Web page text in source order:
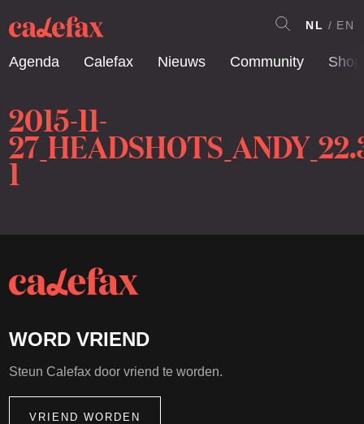
Agenda Calefax Nieuws Community Shop
NL EN
2015-11-
1
WORD VRIEND
Steun Calefax door vriend te worden.
VRIEND WORDEN